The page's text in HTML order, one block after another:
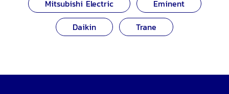
Mitsubishi Electric
Eminent
Daikin
Trane